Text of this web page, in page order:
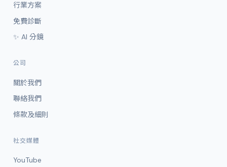
行業方案
免費診斷
✨ AI 分鏡
公司
關於我們
聯絡我們
條款及細則
社交媒體
YouTube